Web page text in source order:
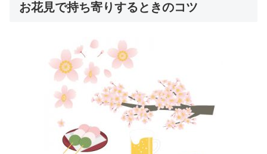
お花見で持ち寄りするときのコツ